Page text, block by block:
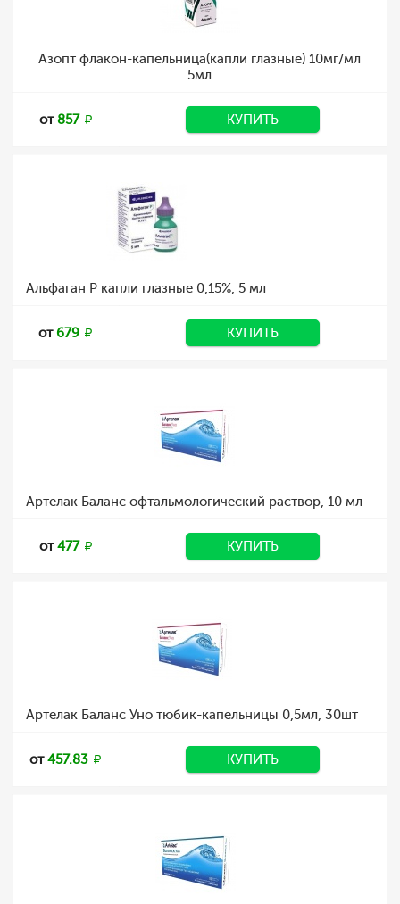
Азопт флакон-капельница(капли глазные) 10мг/мл
5мл
от857 КУПИТЬ
Альфаган Р капли глазные 0,15%, 5 мл
от679 КУПИТЬ
Артелак Баланс офтальмологический раствор, 10 мл
от477 КУПИТЬ
Артелак Баланс Уно тюбик-капельницы 0,5мл, 30шт
от457.83 КУПИТЬ